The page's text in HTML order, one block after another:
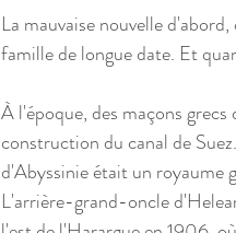
La mauvaise nouvelle
famille de longue date. Et
À l'époque, des maçons
construction du canal de
d'Abyssinie était un royaume
L'arrière-grand-oncle